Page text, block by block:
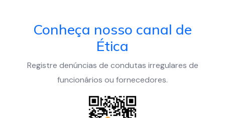
Conheça nosso canal de
Ética
Registre denúncias de condutas irregulares de
funcionários ou fornecedores.